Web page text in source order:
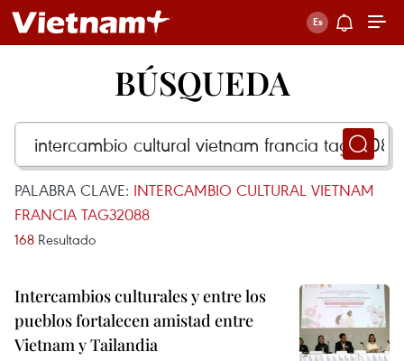
BÚSQUEDA
PALABRA CLAVE: INTERCAMBIO CULTURAL VIETNAM
FRANCIA TAG32088
168 Resultado
Intercambios culturales y entre los
pueblos fortalecen amistad entre
Vietnam y Tailandia